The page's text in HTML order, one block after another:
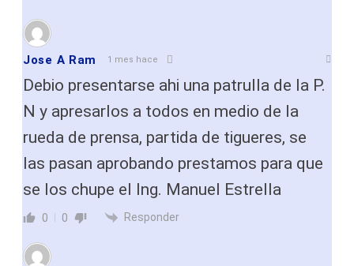
Jose A Ram 1 mes hace
Debio presentarse ahi una patrulla de la P.
N y apresarlos a todos en medio de la
rueda de prensa, partida de tigueres, se
las pasan aprobando prestamos para que
se los chupe el Ing. Manuel Estrella
0 0 Responder